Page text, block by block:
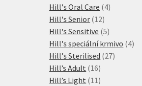
produkty
Hill's Oral Care 44
Hill's Senior 1212
produktů
Hill's Sensitive 55
produktů
Hill's speciální krmivo 44
Hill's Sterilised 2727
Hill’s Adult 1616
produktů
Hill’s Light 11 11